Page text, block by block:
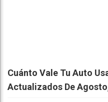
Cuánto Vale Tu Auto
Actualizados De